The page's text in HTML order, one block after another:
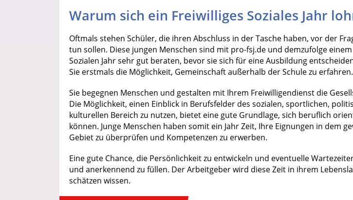
Warum sich ein Freiwilliges Soziales Jahr
Oftmals stehen Schüler, die ihren Abschluss in der Tasche haben, vor der
tun sollen. Diese jungen Menschen sind mit pro-fsj.de und demzufolge
Sozialen Jahr sehr gut beraten, bevor sie sich für eine Ausbildung
Sie erstmals die Möglichkeit, Gemeinschaft außerhalb der Schule zu erfahren.
Sie begegnen Menschen und gestalten mit Ihrem Freiwilligendienst die
Die Möglichkeit, einen Einblick in Berufsfelder des sozialen, sportlichen,
kulturellen Bereich zu nutzen, bietet eine gute Grundlage, sich beruflich
können. Junge Menschen haben somit ein Jahr Zeit, Ihre Eignungen in dem
Gebiet zu überprüfen und Kompetenzen zu erwerben.
Eine gute Chance, die Persönlichkeit zu entwickeln und eventuelle
und anerkennend zu füllen. Der Arbeitgeber wird diese Zeit in ihrem
schätzen wissen.
Produkttester werden